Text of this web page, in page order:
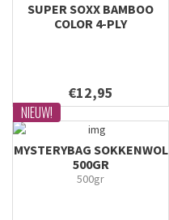
SUPER SOXX BAMBOO
COLOR 4-PLY
€12,95
NIEUW!
MYSTERYBAG SOKKENWOL
500GR
500gr